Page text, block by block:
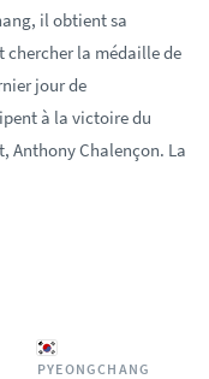
il obtient sa
la médaille de
jour de
à la victoire du
Anthony Chalençon. La
PYEONGCHANG